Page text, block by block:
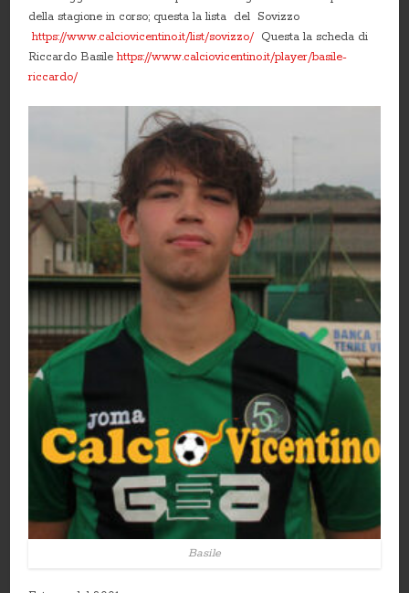
della stagione in corso; questa la lista del Sovizzo
https://www.calciovicentino.it/list/sovizzo/ Questa la scheda di
Riccardo Basilehttps://www.calciovicentino.it/player/basile-
riccardo/
Basile